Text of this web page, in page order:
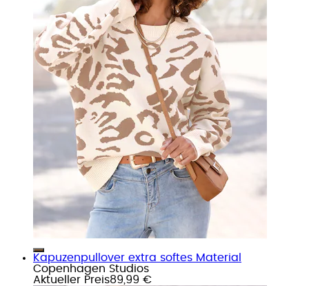
Kapuzenpullover extra softes Material
Copenhagen Studios
Aktueller Preis89,99 €